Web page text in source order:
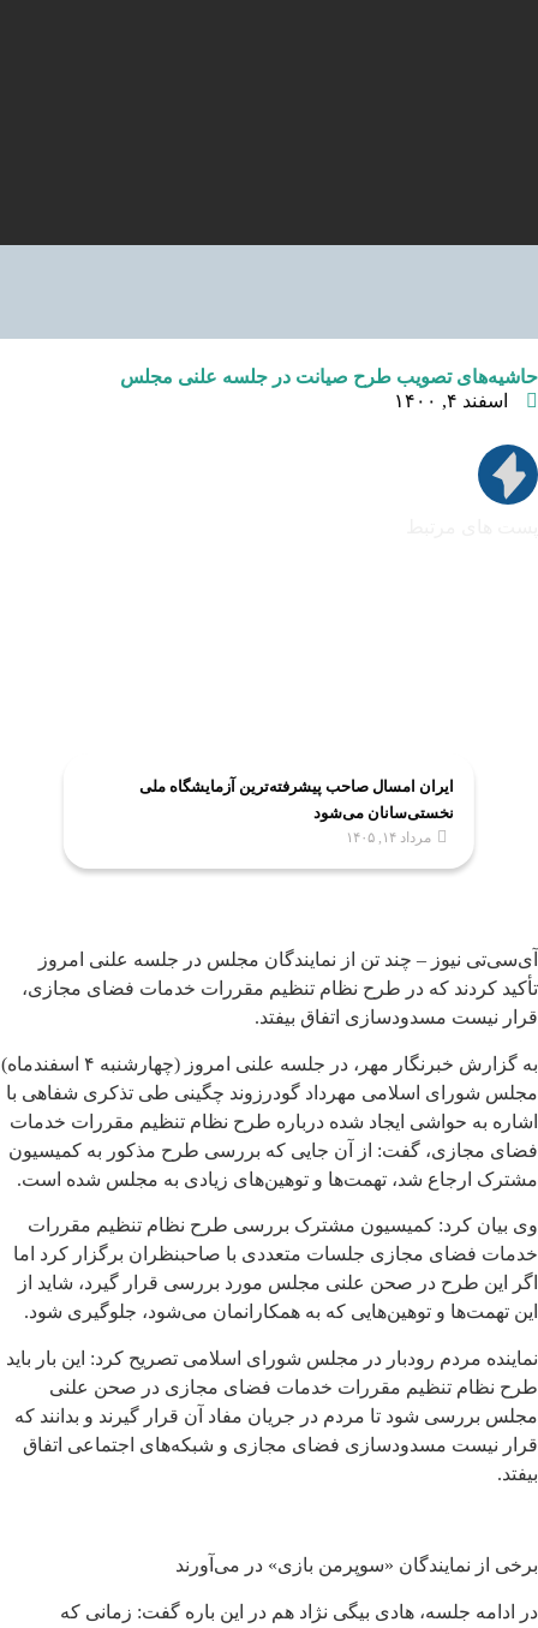
حاشیه‌های تصویب طرح صیانت در جلسه علنی مجلس
اسفند ۴, ۱۴۰۰
ایران امسال صاحب پیشرفته‌ترین آزمایشگاه ملی
نخستی‌سانان می‌شود
مرداد ۱۴, ۱۴۰۵
آی‌سی‌تی نیوز – چند تن از نمایندگان مجلس در جلسه علنی امروز
تأکید کردند که در طرح نظام تنظیم مقررات خدمات فضای مجازی،
قرار نیست مسدودسازی اتفاق بیفتد.
به گزارش خبرنگار مهر، در جلسه علنی امروز (چهارشنبه ۴ اسفندماه)
مجلس شورای اسلامی مهرداد گودرزوند چگینی طی تذکری شفاهی با
اشاره به حواشی ایجاد شده درباره طرح نظام تنظیم مقررات خدمات
فضای مجازی، گفت: از آن جایی که بررسی طرح مذکور به کمیسیون
مشترک ارجاع شد، تهمت‌ها و توهین‌های زیادی به مجلس شده است.
وی بیان کرد: کمیسیون مشترک بررسی طرح نظام تنظیم مقررات
خدمات فضای مجازی جلسات متعددی با صاحبنظران برگزار کرد اما
اگر این طرح در صحن علنی مجلس مورد بررسی قرار گیرد، شاید از
این تهمت‌ها و توهین‌هایی که به همکارانمان می‌شود، جلوگیری شود.
نماینده مردم رودبار در مجلس شورای اسلامی تصریح کرد: این بار باید
طرح نظام تنظیم مقررات خدمات فضای مجازی در صحن علنی
مجلس بررسی شود تا مردم در جریان مفاد آن قرار گیرند و بدانند که
قرار نیست مسدودسازی فضای مجازی و شبکه‌های اجتماعی اتفاق
بیفتد.
برخی از نمایندگان «سوپرمن بازی» در می‌آورند
در ادامه جلسه، هادی بیگی نژاد هم در این باره گفت: زمانی که